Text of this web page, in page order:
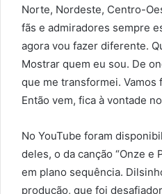
Norte, Nordeste, Centro-
fãs e admiradores sempre
agora vou fazer diferente.
Mostrar quem eu sou. De
que me transformei. Vamos
Então vem, fica à vontade
No YouTube foram
deles, o da canção “Onze e
em plano sequência.
produção, que foi